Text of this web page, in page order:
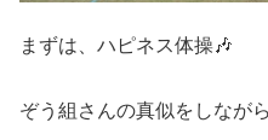
まずは、ハピネス体操🎶
ぞう組さんの真似をしなが